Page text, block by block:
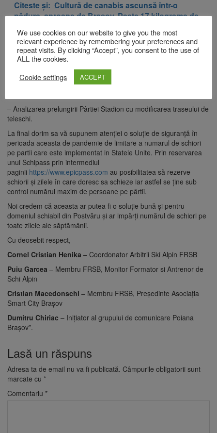
Citeste și: Cultură de canabis ascunsă într-o
pădure, aproape de Brașov. Peste 17 kilograme de
– Analizarea reintroducerii în circuit a Pârtiei Slalom pentru
competiții sportive, antrenamente și reintroducerea pârtiei cu
amenajarea necesară pentru practicarea schiul pe timp de vară.
– Analizarea reintroducerii unei piste de schi fond în Poiana de
– Analizarea prelungirii Pârtiei Stadion cu modificarea traseului de
teleschi.
La final dorim sa vă supunem atenției o soluție de siguranță în
perioada aceasta de pandemie de limitare a numarul de schiori
pe partii care este implementat in Statele Unite. Prin reservarea
unui Schipass prin intermediul
paginii https://www.epicpass.com au posibilitatea să rezerve
schiorii și zilele în care doresc sa schieze iar astfel se ține sub
control numărul maxim de persoane pe pârtii.
Noi credem că aceasta ar putea fi o soluție bună și pentru
domeniul schiabil din Postvăru și ar impărți numărul de schiori pe
toate zilele ale săptămânii.
Cu deosebit respect,
Cornel Cristian Henika – Coordonator Arbitrii Ski Alpin FRSB
Puiu Garcea – Membru FRSB, Monitor Formator si Antrenor de
Schi Alpin
Cristian Macedonschi – Membru FRSB, Președinte Asociația
Smart City Brașov
Dumitru Chiriac – Inițiator al grupului de comunicare Poiana
Brașov”.
Lasă un răspuns
Adresa ta de email nu va fi publicată. Câmpurile obligatorii sunt
marcate cu *
Comentariu *
We use cookies on our website to give you the most
relevant experience by remembering your preferences and
repeat visits. By clicking “Accept”, you consent to the use of
ALL the cookies.
Cookie settings
ACCEPT